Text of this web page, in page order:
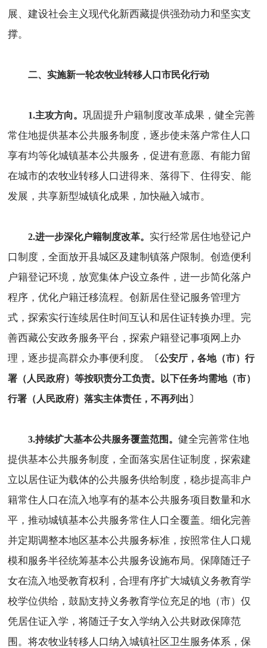
展、建设社会主义现代化新西藏提供强劲动力和坚实支
撑。
二、实施新一轮农牧业转移人口市民化行动
1.主攻方向。巩固提升户籍制度改革成果，健全完善
常住地提供基本公共服务制度，逐步使未落户常住人口
享有均等化城镇基本公共服务，促进有意愿、有能力留
在城市的农牧业转移人口进得来、落得下、住得安、能
发展，共享新型城镇化成果，加快融入城市。
2.进一步深化户籍制度改革。 实行经常居住地登记户
口制度，全面放开县城区及建制镇落户限制。创造便利
户籍登记环境，放宽集体户设立条件，进一步简化落户
程序，优化户籍迁移流程。创新居住登记服务管理方
式，探索实行连续居住时间互认和居住证转换办理。完
善西藏公安政务服务平台，探索户籍登记事项网上办
理，逐步提高群众办事便利度。
〔公安厅，各地（市）行
署（人民政府）等按职责分工负责。以下任务均需地（市）
行署（人民政府）落实主体责任，不再列出〕
3.持续扩大基本公共服务覆盖范围。健全完善常住地
提供基本公共服务制度，全面落实居住证制度，探索建
立以居住证为载体的公共服务供给制度，稳步提高非户
籍常住人口在流入地享有的基本公共服务项目数量和水
平，推动城镇基本公共服务常住人口全覆盖。细化完善
并定期调整本地区基本公共服务标准，按照常住人口规
模和服务半径统筹基本公共服务设施布局。保障随迁子
女在流入地受教育权利，合理有序扩大城镇义务教育学
校学位供给，鼓励支持义务教育学位充足的地（市）仅
凭居住证入学，将随迁子女入学纳入公共财政保障范
围。将农牧业转移人口纳入城镇社区卫生服务体系，保